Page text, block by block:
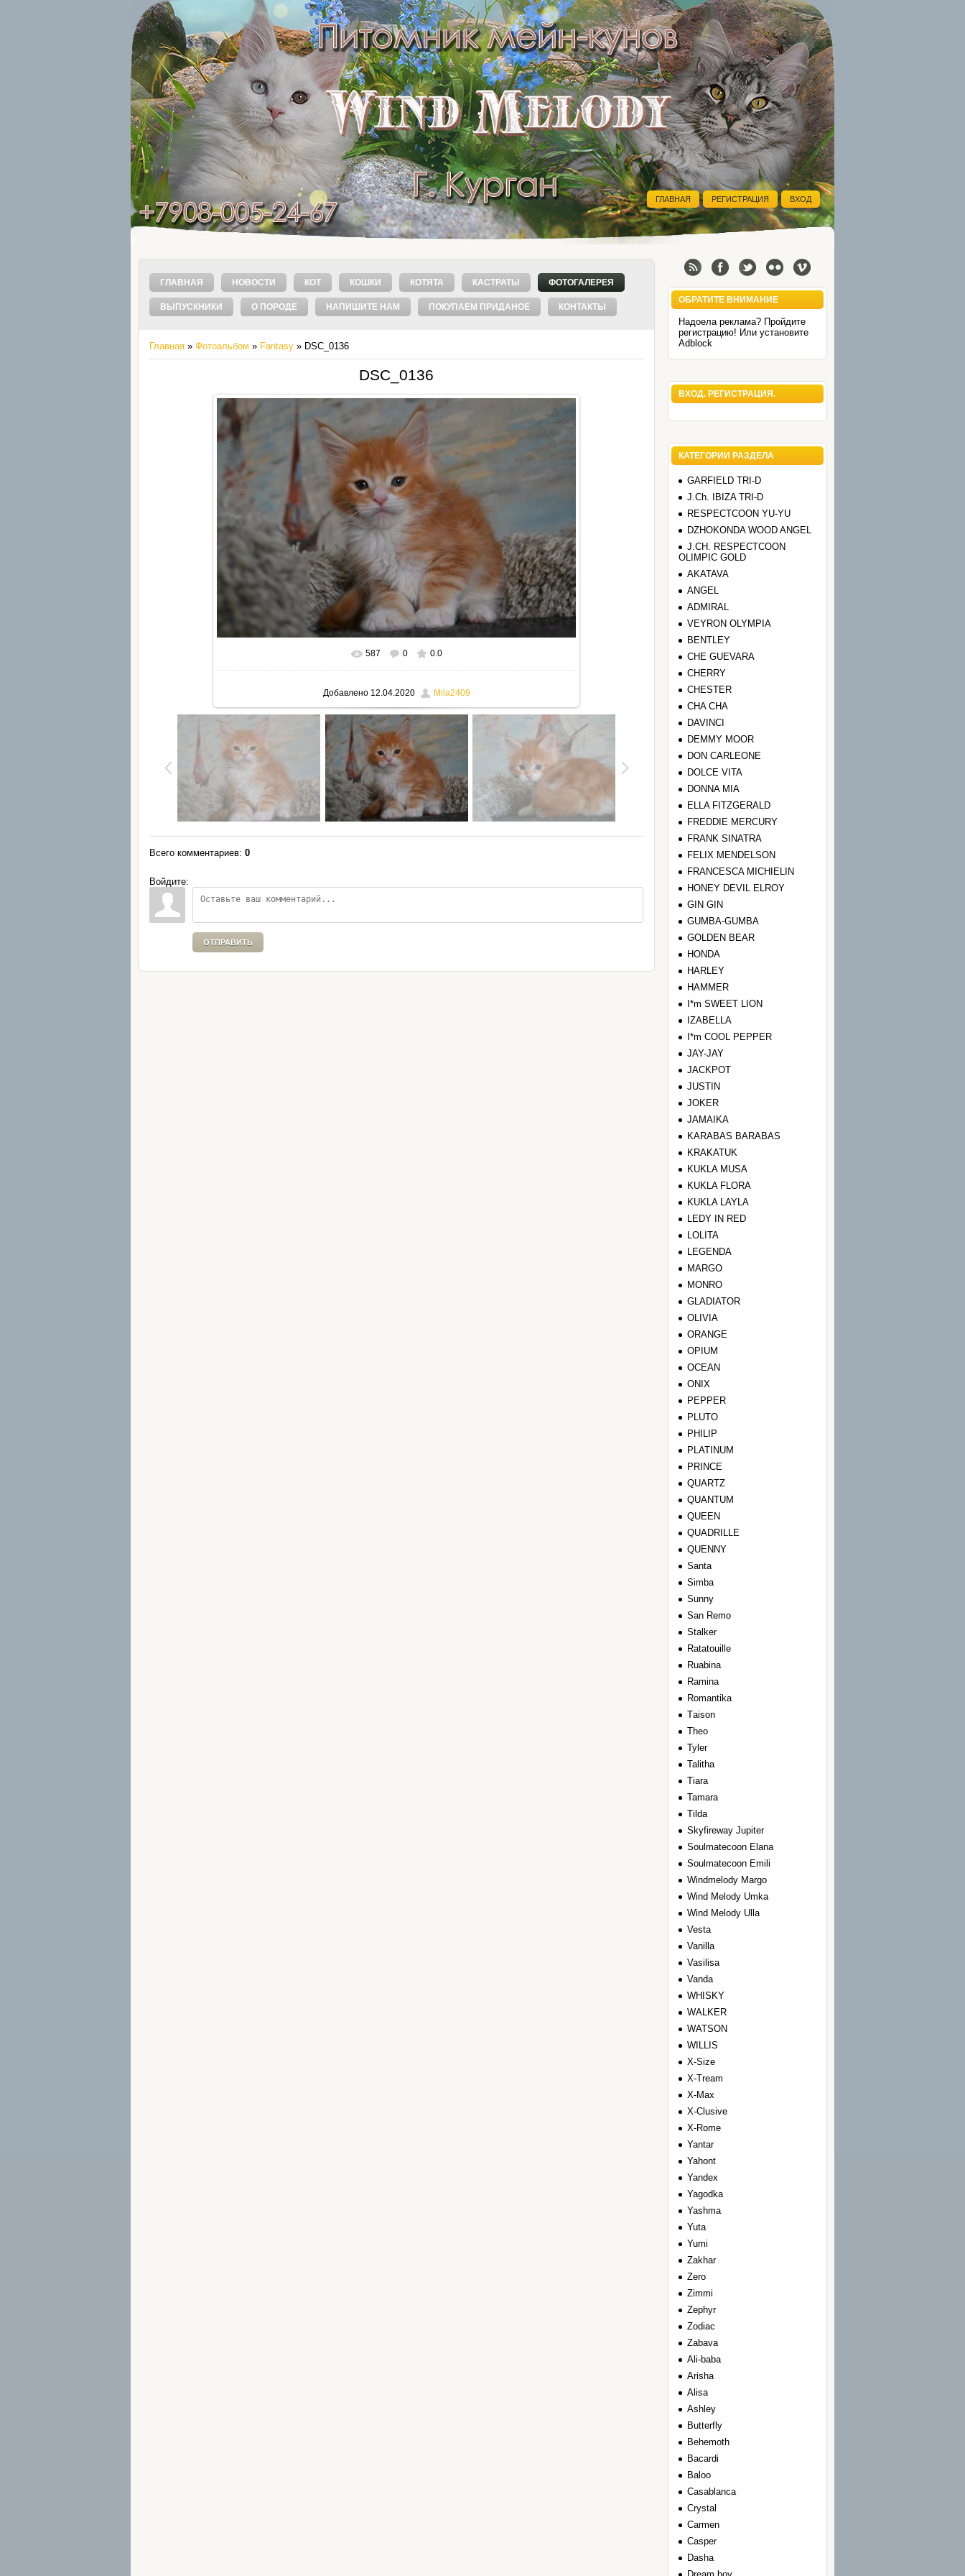
ГЛАВНАЯ РЕГИСТРАЦИЯ ВХОД
ГЛАВНАЯ НОВОСТИ КОТ КОШКИ КОТЯТА КАСТРАТЫ ФОТОГАЛЕРЕЯ
ВЫПУСКНИКИ О ПОРОДЕ НАПИШИТЕ НАМ ПОКУПАЕМ ПРИДАНОЕ КОНТАКТЫ
Главная » Фотоальбом » Fantasy » DSC_0136
DSC_0136
В реальном размере 795x530
587 0 0.0
Добавлено12.04.2020 Mila2409
Всего комментариев: 0
Войдите:
ОТПРАВИТЬ
ОБРАТИТЕ ВНИМАНИЕ
Надоела реклама? Пройдите
регистрацию! Или установите
Adblock
ВХОД. РЕГИСТРАЦИЯ.
КАТЕГОРИИ РАЗДЕЛА
GARFIELD TRI-D
J.Ch. IBIZA TRI-D
RESPECTCOON YU-YU
DZHOKONDA WOOD ANGEL
J.CH. RESPECTCOON
OLIMPIC GOLD
AKATAVA
ANGEL
ADMIRAL
VEYRON OLYMPIA
BENTLEY
CHE GUEVARA
CHERRY
CHESTER
CHA CHA
DAVINCI
DEMMY MOOR
DON CARLEONE
DOLCE VITA
DONNA MIA
ELLA FITZGERALD
FREDDIE MERCURY
FRANK SINATRA
FELIX MENDELSON
FRANCESCA MICHIELIN
HONEY DEVIL ELROY
GIN GIN
GUMBA-GUMBA
GOLDEN BEAR
HONDA
HARLEY
HAMMER
I*m SWEET LION
IZABELLA
I*m COOL PEPPER
JAY-JAY
JACKPOT
JUSTIN
JOKER
JAMAIKA
KARABAS BARABAS
KRAKATUK
KUKLA MUSA
KUKLA FLORA
KUKLA LAYLA
LEDY IN RED
LOLITA
LEGENDA
MARGO
MONRO
GLADIATOR
OLIVIA
ORANGE
OPIUM
OCEAN
ONIX
PEPPER
PLUTO
PHILIP
PLATINUM
PRINCE
QUARTZ
QUANTUM
QUEEN
QUADRILLE
QUENNY
Santa
Simba
Sunny
San Remo
Stalker
Ratatouille
Ruabina
Ramina
Romantika
Тaison
Theo
Tyler
Talitha
Tiara
Tamara
Tilda
Skyfireway Jupiter
Soulmatecoon Elana
Soulmatecoon Emili
Windmelody Margo
Wind Melody Umka
Wind Melody Ulla
Vesta
Vanilla
Vasilisa
Vanda
WHISKY
WALKER
WATSON
WILLIS
Х-Size
Х-Tream
Х-Max
Х-Clusive
Х-Rome
Yantar
Yahont
Yandex
Yagodka
Yashma
Yuta
Yumi
Zakhar
Zero
Zimmi
Zephyr
Zodiac
Zabava
Ali-baba
Arisha
Alisa
Ashley
Вutterfly
Вehemoth
Вacardi
Вaloo
Сasablanca
Сrystal
Сarmen
Сasper
Dasha